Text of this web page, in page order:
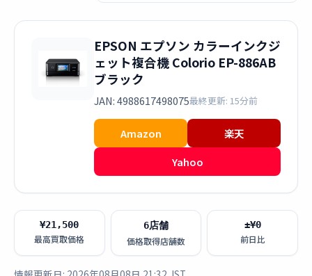
EPSON エプソン カラーインクジ
ェット複合機 Colorio EP-886AB
ブラック
JAN: 4988617498075最終更新: 15分前
Amazon
楽天
Yahoo
¥21,500
最高買取価格
6店舗
価格取得店舗数
±¥0
前日比